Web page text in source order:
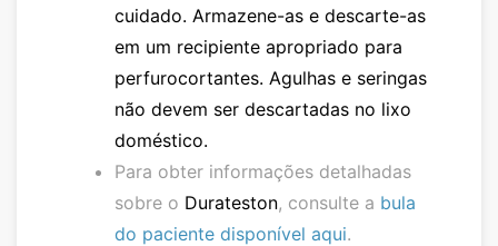
cuidado. Armazene-as e descarte-as
em um recipiente apropriado para
perfurocortantes. Agulhas e seringas
não devem ser descartadas no lixo
doméstico.
Para obter informações detalhadas
sobre o Durateston, consulte a bula
do paciente disponível aqui.